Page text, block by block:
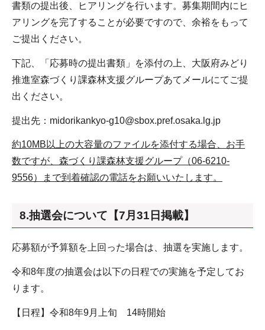
書類の提出後、ヒアリングを行います。募集期間内にヒ
アリングを完了することが必要ですので、余裕をもって
ご提出ください。
下記、「応募時の提出書類」を添付の上、大阪府みどり
推進室森づくり課森林支援グループあてメールにてご提
出ください。
提出先：midorikankyo-g10@sbox.pref.osaka.lg.jp
約10MB以上の大容量のファイルを添付する場合、お手
数ですが、森づくり課森林支援グループ（06-6210-
9556）まで到着確認の電話をお願いいたします。
8.抽選会について【7月31日掲載】
応募額が予算額を上回った場合は、抽選を実施します。
令和8年度の抽選会は以下の日程での実施を予定してお
ります。
【日程】令和8年9月上旬 14時開始